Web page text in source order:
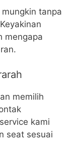
tanpa
mengapa
memilih
kami
seat sesuai